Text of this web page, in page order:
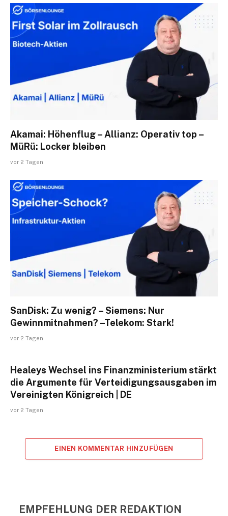
Akamai: Höhenflug – Allianz: Operativ top –
MüRü: Locker bleiben
vor 2 Tagen
SanDisk: Zu wenig? – Siemens: Nur
Gewinnmitnahmen? –Telekom: Stark!
vor 2 Tagen
Healeys Wechsel ins Finanzministerium stärkt
die Argumente für Verteidigungsausgaben im
Vereinigten Königreich | DE
vor 2 Tagen
EINEN KOMMENTAR HINZUFÜGEN
EMPFEHLUNG DER REDAKTION